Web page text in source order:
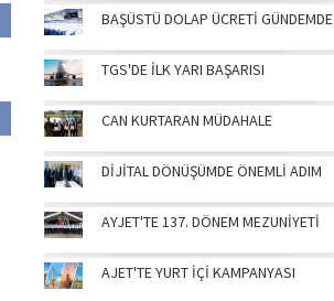
BAŞÜSTÜ DOLAP ÜCRETİ GÜNDEMDE
TGS'DE İLK YARI BAŞARISI
CAN KURTARAN MÜDAHALE
DİJİTAL DÖNÜŞÜMDE ÖNEMLİ ADIM
AYJET'TE 137. DÖNEM MEZUNİYETİ
AJET'TE YURT İÇİ KAMPANYASI